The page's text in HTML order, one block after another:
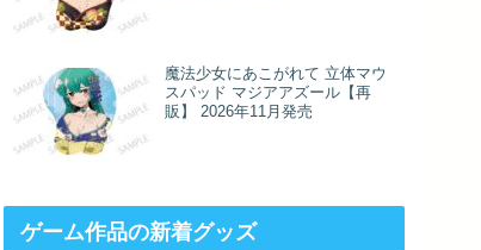
魔法少女にあこがれて 立体マウ
スパッド マジアアズール【再
販】 2026年11月発売
ゲーム作品の新着グッズ